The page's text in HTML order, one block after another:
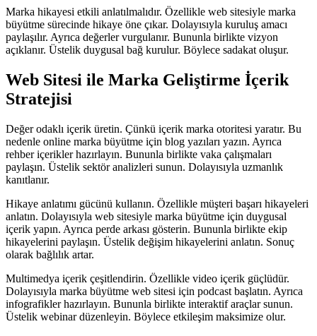
Marka hikayesi etkili anlatılmalıdır. Özellikle web sitesiyle marka
büyütme sürecinde hikaye öne çıkar. Dolayısıyla kuruluş amacı
paylaşılır. Ayrıca değerler vurgulanır. Bununla birlikte vizyon
açıklanır. Üstelik duygusal bağ kurulur. Böylece sadakat oluşur.
Web Sitesi ile Marka Geliştirme İçerik
Stratejisi
Değer odaklı içerik üretin. Çünkü içerik marka otoritesi yaratır. Bu
nedenle online marka büyütme için blog yazıları yazın. Ayrıca
rehber içerikler hazırlayın. Bununla birlikte vaka çalışmaları
paylaşın. Üstelik sektör analizleri sunun. Dolayısıyla uzmanlık
kanıtlanır.
Hikaye anlatımı gücünü kullanın. Özellikle müşteri başarı hikayeleri
anlatın. Dolayısıyla web sitesiyle marka büyütme için duygusal
içerik yapın. Ayrıca perde arkası gösterin. Bununla birlikte ekip
hikayelerini paylaşın. Üstelik değişim hikayelerini anlatın. Sonuç
olarak bağlılık artar.
Multimedya içerik çeşitlendirin. Özellikle video içerik güçlüdür.
Dolayısıyla marka büyütme web sitesi için podcast başlatın. Ayrıca
infografikler hazırlayın. Bununla birlikte interaktif araçlar sunun.
Üstelik webinar düzenleyin. Böylece etkileşim maksimize olur.